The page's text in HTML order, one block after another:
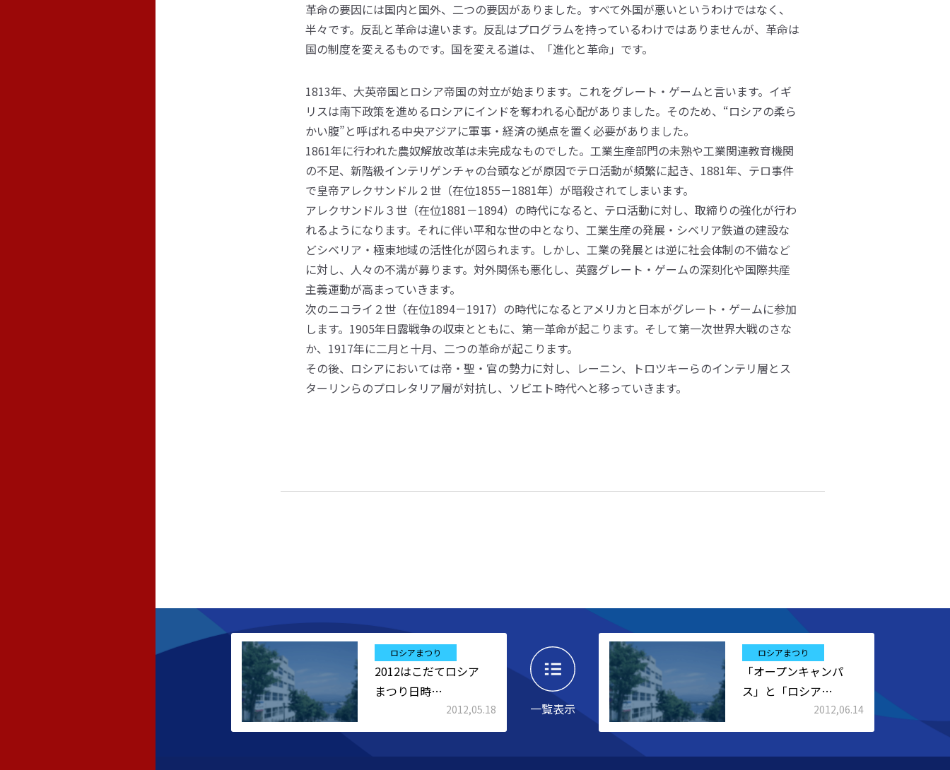
革命の要因には国内と国外、二つの要因がありました。すべて外国が悪いというわけではなく、
半々です。反乱と革命は違います。反乱はプログラムを持っているわけではありませんが、革命は
国の制度を変えるものです。国を変える道は、「進化と革命」です。
1813年、大英帝国とロシア帝国の対立が始まります。これをグレート・ゲームと言います。イギ
リスは南下政策を進めるロシアにインドを奪われる心配がありました。そのため、“ロシアの柔ら
かい腹”と呼ばれる中央アジアに軍事・経済の拠点を置く必要がありました。
1861年に行われた農奴解放改革は未完成なものでした。工業生産部門の未熟や工業関連教育機関
の不足、新階級インテリゲンチャの台頭などが原因でテロ活動が頻繁に起き、1881年、テロ事件
で皇帝アレクサンドル２世（在位1855－1881年）が暗殺されてしまいます。
アレクサンドル３世（在位1881－1894）の時代になると、テロ活動に対し、取締りの強化が行わ
れるようになります。それに伴い平和な世の中となり、工業生産の発展・シベリア鉄道の建設な
どシベリア・極東地域の活性化が図られます。しかし、工業の発展とは逆に社会体制の不備など
に対し、人々の不満が募ります。対外関係も悪化し、英露グレート・ゲームの深刻化や国際共産
主義運動が高まっていきます。
次のニコライ２世（在位1894－1917）の時代になるとアメリカと日本がグレート・ゲームに参加
します。1905年日露戦争の収束とともに、第一革命が起こります。そして第一次世界大戦のさな
か、1917年に二月と十月、二つの革命が起こります。
その後、ロシアにおいては帝・聖・官の勢力に対し、レーニン、トロツキーらのインテリ層とス
ターリンらのプロレタリア層が対抗し、ソビエト時代へと移っていきます。
ロシアまつり
2012はこだてロシア
まつり日時…
2012,05.18 一覧表示
ロシアまつり
「オープンキャンパ
ス」と「ロシア…
2012,06.14